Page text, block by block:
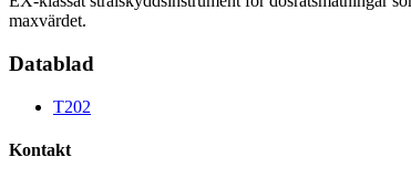
maxvärdet.
Datablad
T202
Kontakt